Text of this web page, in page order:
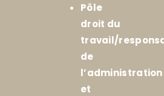
Pôle
droit du
travail/
de
l’administration
et